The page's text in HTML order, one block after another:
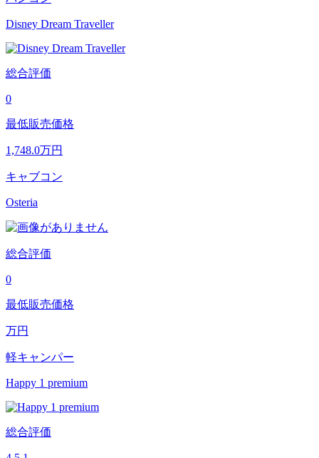
Disney Dream Traveller
総合評価
0
最低販売価格
1,748.0万円
キャブコン
Osteria
総合評価
0
最低販売価格
万円
軽キャンパー
Happy 1 premium
総合評価